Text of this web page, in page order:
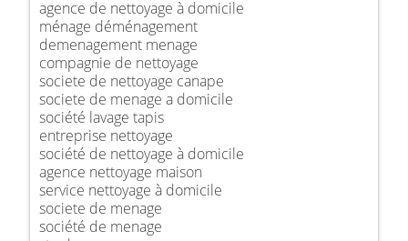
agence de nettoyage à domicile
ménage déménagement
demenagement menage
compagnie de nettoyage
societe de nettoyage canape
societe de menage a domicile
société lavage tapis
entreprise nettoyage
société de nettoyage à domicile
agence nettoyage maison
service nettoyage à domicile
societe de menage
société de menage